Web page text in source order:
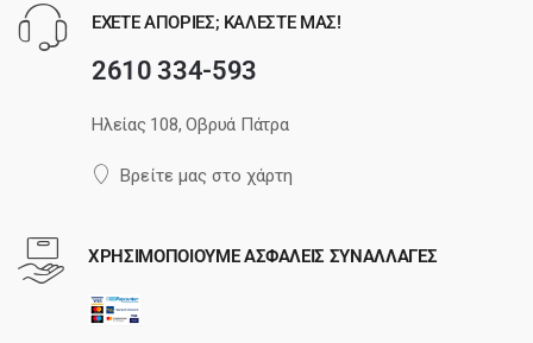
ΕΧΕΤΕ ΑΠΟΡΙΕΣ; ΚΑΛΕΣΤΕ ΜΑΣ!
2610 334-593
Ηλείας 108, Οβρυά Πάτρα
Βρείτε μας στο χάρτη
ΧΡΗΣΙΜΟΠΟΙΟΥΜΕ ΑΣΦΑΛΕΙΣ ΣΥΝΑΛΛΑΓΕΣ